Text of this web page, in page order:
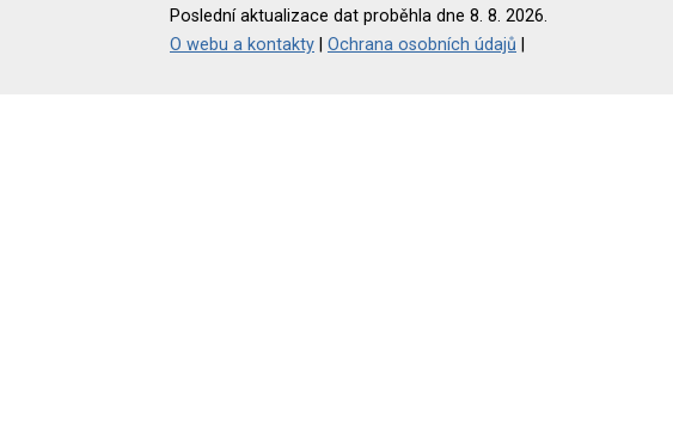
Poslední aktualizace dat proběhla dne 8. 8. 2026.
O webu a kontakty
Ochrana osobních údajů